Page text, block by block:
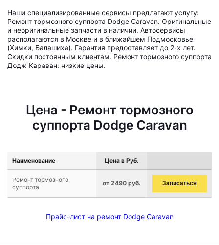
Наши специализированные сервисы предлагают услугу:
Ремонт тормозного суппорта Dodge Caravan. Оригинальные
и неоригинальные запчасти в наличии. Автосервисы
располагаются в Москве и в ближайшем Подмосковье
(Химки, Балашиха). Гарантия предоставляет до 2-х лет.
Скидки постоянным клиентам. Ремонт тормозного суппорта
Додж Караван: низкие цены.
Цена - Ремонт тормозного
суппорта Dodge Caravan
Наименование Цена в Руб.
Ремонт тормозного
суппорта
от 2490 руб. Записаться
Прайс-лист на ремонт Dodge Caravan